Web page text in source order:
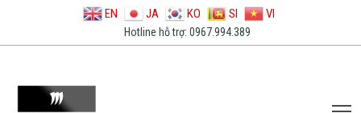
EN JA KO SI VI
Hotline hỗ trợ: 0967.994.389